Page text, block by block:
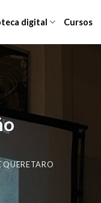
digital Cursos